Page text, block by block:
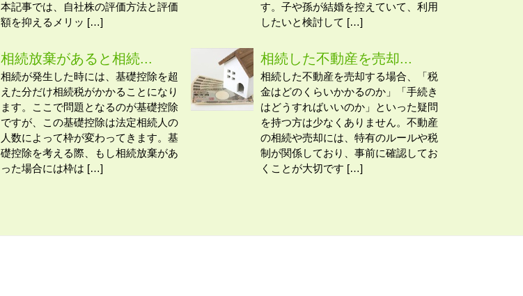
本記事では、自社株の評価方法と評価
額を抑えるメリッ […]
す。子や孫が結婚を控えていて、利用
したいと検討して […]
相続放棄があると相続...
相続が発生した時には、基礎控除を超
えた分だけ相続税がかかることになり
ます。ここで問題となるのが基礎控除
ですが、この基礎控除は法定相続人の
人数によって枠が変わってきます。基
礎控除を考える際、もし相続放棄があ
った場合には枠は […]
相続した不動産を売却...
相続した不動産を売却する場合、「税
金はどのくらいかかるのか」「手続き
はどうすればいいのか」といった疑問
を持つ方は少なくありません。不動産
の相続や売却には、特有のルールや税
制が関係しており、事前に確認してお
くことが大切です […]